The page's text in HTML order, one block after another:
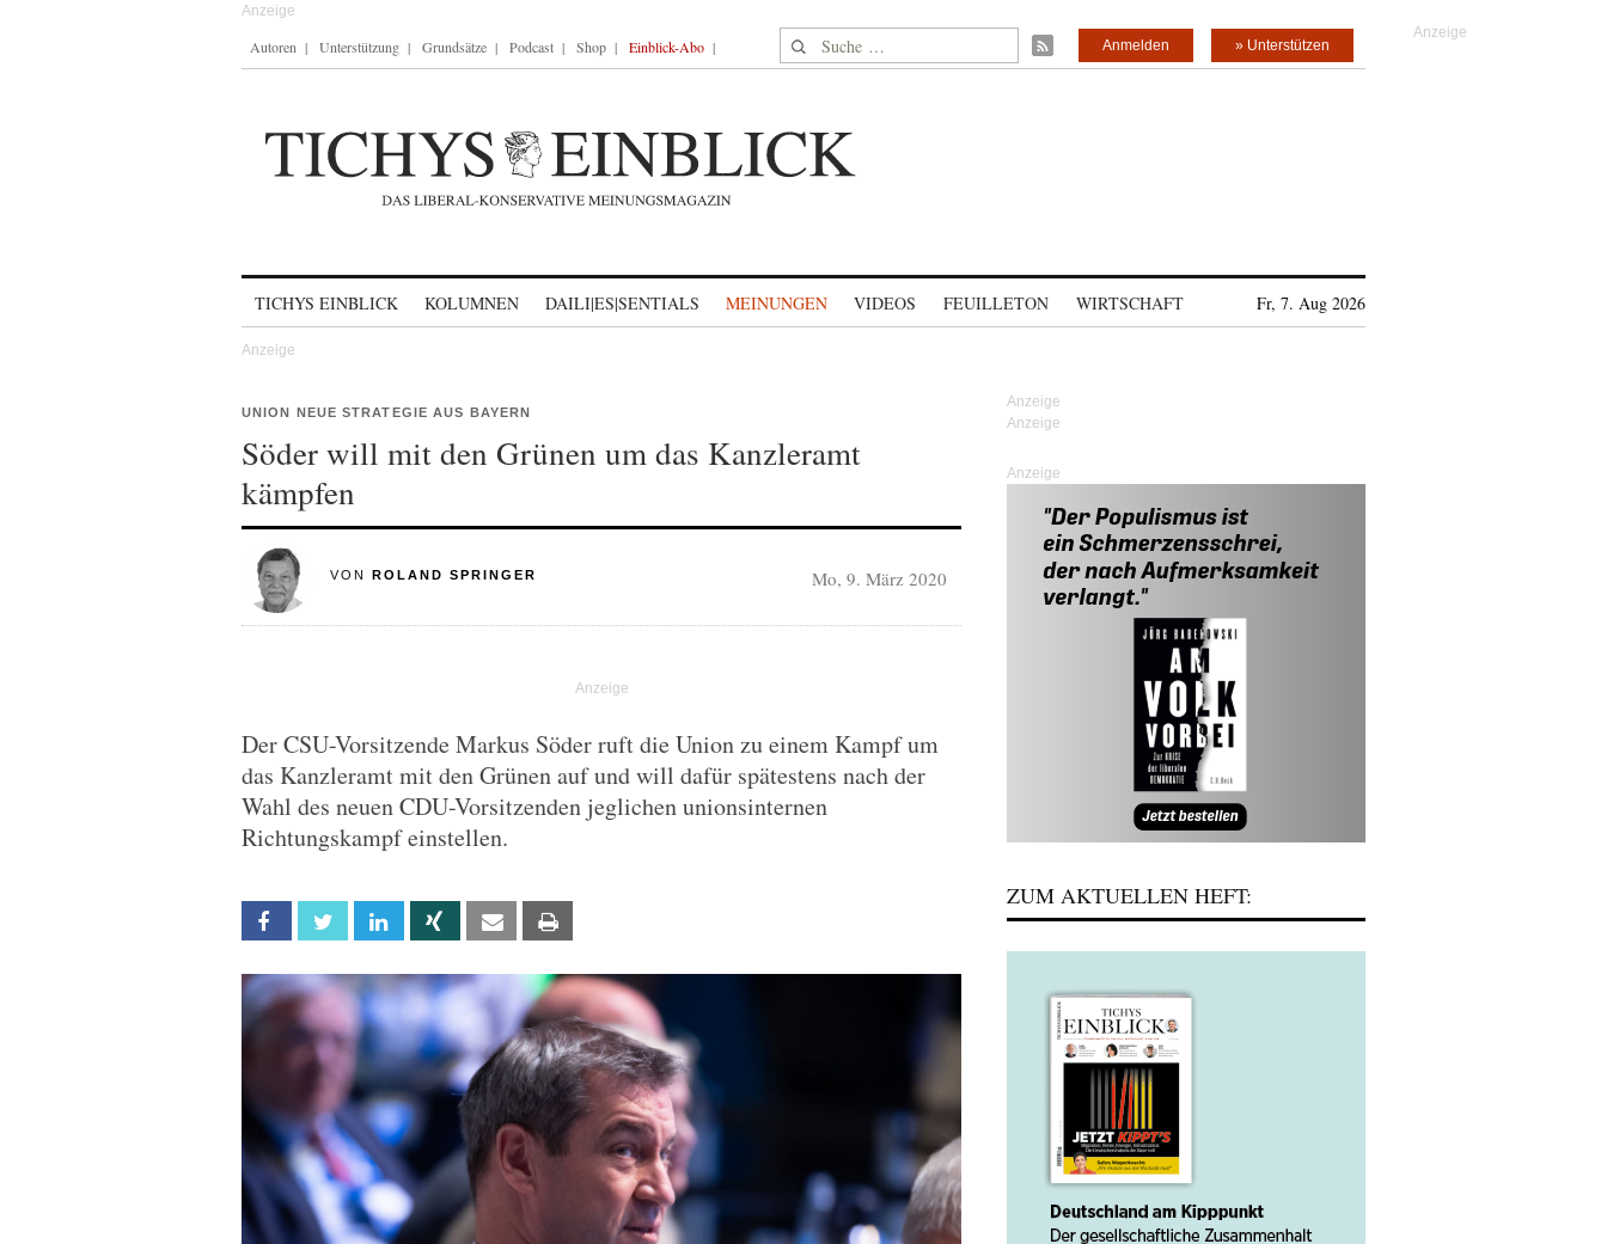
Autoren Unterstützung Grundsätze Podcast Shop Einblick-Abo Suche nach: » Unterstützen
Anmelden
TICHYS EINBLICK KOLUMNEN DAILI|ES|SENTIALS MEINUNGEN VIDEOS FEUILLETON WIRTSCHAFT Fr, 7. Aug 2026
UNION NEUE STRATEGIE AUS BAYERN
Söder will mit den Grünen um das Kanzleramt
kämpfen
VON ROLAND SPRINGER Mo, 9. März 2020
Der CSU-Vorsitzende Markus Söder ruft die Union zu einem Kampf um
das Kanzleramt mit den Grünen auf und will dafür spätestens nach der
Wahl des neuen CDU-Vorsitzenden jeglichen unionsinternen
Richtungskampf einstellen.
Facebook Twitter Linkedin Xing Email
Anzeige
ZUM AKTUELLEN HEFT: